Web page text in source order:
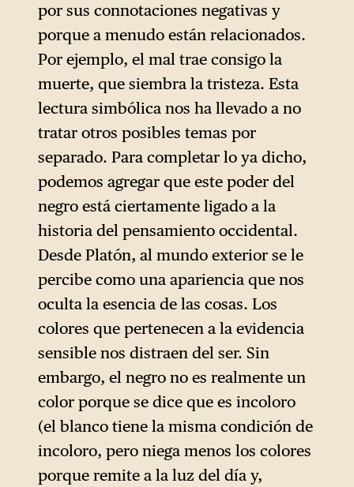
por sus connotaciones negativas y
porque a menudo están relacionados.
Por ejemplo, el mal trae consigo la
muerte, que siembra la tristeza. Esta
lectura simbólica nos ha llevado a no
tratar otros posibles temas por
separado. Para completar lo ya dicho,
podemos agregar que este poder del
negro está ciertamente ligado a la
historia del pensamiento occidental.
Desde Platón, al mundo exterior se le
percibe como una apariencia que nos
oculta la esencia de las cosas. Los
colores que pertenecen a la evidencia
sensible nos distraen del ser. Sin
embargo, el negro no es realmente un
color porque se dice que es incoloro
(el blanco tiene la misma condición de
incoloro, pero niega menos los colores
porque remite a la luz del día y,